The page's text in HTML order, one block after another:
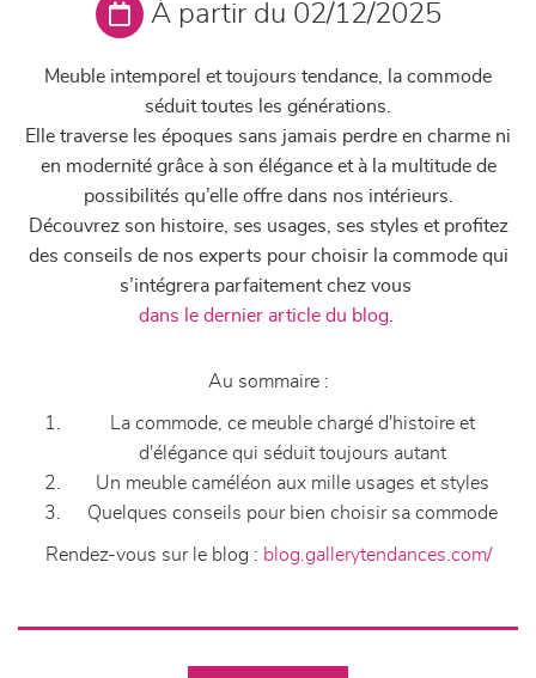
À partir du 02/12/2025
Meuble intemporel et toujours tendance, la commode
séduit toutes les générations.
Elle traverse les époques sans jamais perdre en charme ni
en modernité grâce à son élégance et à la multitude de
possibilités qu’elle offre dans nos intérieurs.
Découvrez son histoire, ses usages, ses styles et profitez
des conseils de nos experts pour choisir la commode qui
s’intégrera parfaitement chez vous
dans le dernier article du blog.
Au sommaire :
La commode, ce meuble chargé d'histoire et
d'élégance qui séduit toujours autant
Un meuble caméléon aux mille usages et styles
Quelques conseils pour bien choisir sa commode
Rendez-vous sur le blog : blog.gallerytendances.com/